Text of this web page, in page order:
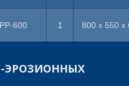
PP-600 1 800 x 550 x
ЭРОЗИОННЫХ